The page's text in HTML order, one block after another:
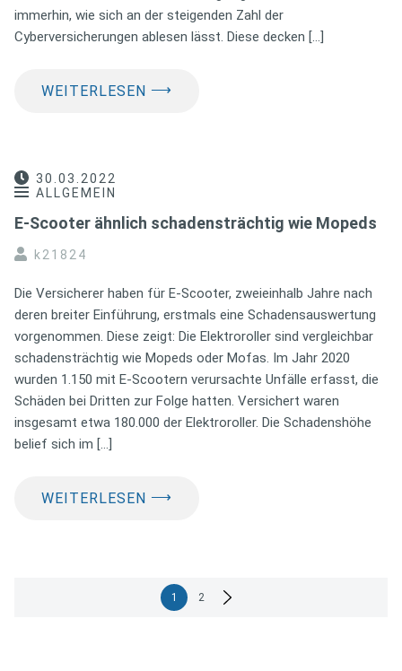
immerhin, wie sich an der steigenden Zahl der
Cyberversicherungen ablesen lässt. Diese decken […]
WEITERLESEN ⟶
30.03.2022
ALLGEMEIN
E-Scooter ähnlich schadensträchtig wie Mopeds
k21824
Die Versicherer haben für E-Scooter, zweieinhalb Jahre nach
deren breiter Einführung, erstmals eine Schadensauswertung
vorgenommen. Diese zeigt: Die Elektroroller sind vergleichbar
schadensträchtig wie Mopeds oder Mofas. Im Jahr 2020
wurden 1.150 mit E-Scootern verursachte Unfälle erfasst, die
Schäden bei Dritten zur Folge hatten. Versichert waren
insgesamt etwa 180.000 der Elektroroller. Die Schadenshöhe
belief sich im […]
WEITERLESEN ⟶
Seitennummerierung
1 2